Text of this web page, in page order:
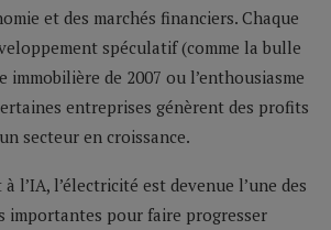
et des marchés financiers. Chaque
spéculatif (comme la bulle
immobilière de 2007 ou l’enthousiasme
entreprises génèrent des profits
secteur en croissance.
l’IA, l’électricité est devenue l’une des
importantes pour faire progresser